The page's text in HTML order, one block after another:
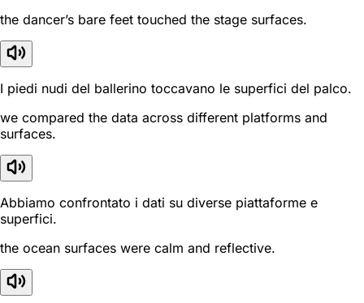
the dancer’s bare feet touched the stage surfaces.
I piedi nudi del ballerino toccavano le superfici del palco.
we compared the data across different platforms and
surfaces.
Abbiamo confrontato i dati su diverse piattaforme e
superfici.
the ocean surfaces were calm and reflective.